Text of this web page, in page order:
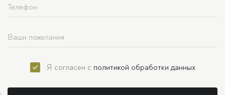
Я согласен с политикой обработки данных